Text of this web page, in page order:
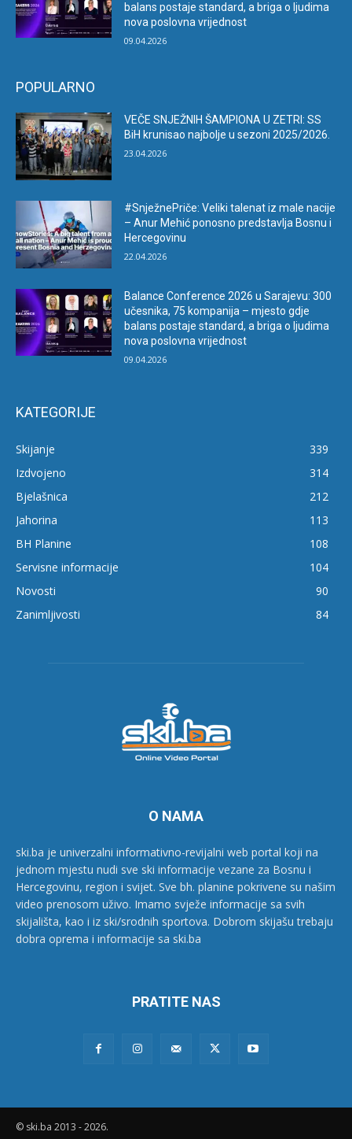
balans postaje standard, a briga o ljudima
nova poslovna vrijednost
09.04.2026
POPULARNO
VEČE SNJEŽNIH ŠAMPIONA U ZETRI: SS
BiH krunisao najbolje u sezoni 2025/2026.
23.04.2026
#SnježnePriče: Veliki talenat iz male nacije
– Anur Mehić ponosno predstavlja Bosnu i
Hercegovinu
22.04.2026
Balance Conference 2026 u Sarajevu: 300
učesnika, 75 kompanija – mjesto gdje
balans postaje standard, a briga o ljudima
nova poslovna vrijednost
09.04.2026
KATEGORIJE
Skijanje
339
Izdvojeno
314
Bjelašnica
212
Jahorina
113
BH Planine
108
Servisne informacije
104
Novosti
90
Zanimljivosti
84
O NAMA
ski.ba je univerzalni informativno-revijalni web portal koji na
jednom mjestu nudi sve ski informacije vezane za Bosnu i
Hercegovinu, region i svijet. Sve bh. planine pokrivene su našim
video prenosom uživo. Imamo svježe informacije sa svih
skijališta, kao i iz ski/srodnih sportova. Dobrom skijašu trebaju
dobra oprema i informacije sa ski.ba
PRATITE NAS
© ski.ba 2013 - 2026.